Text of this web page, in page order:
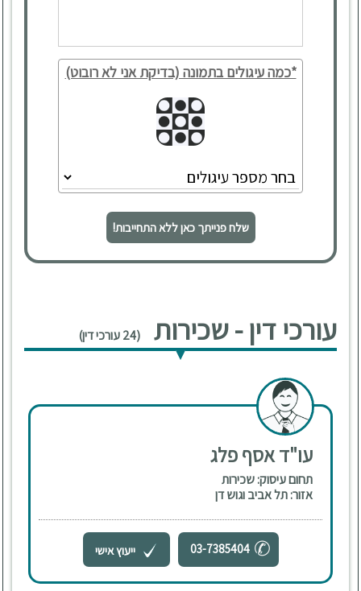
*כמה עיגולים בתמונה (בדיקת אני לא רובוט)
שלח פנייתך כאן ללא התחייבות!
עורכי דין - שכירות (24 עורכי דין)
עו"ד אסף פלג
תחום עיסוק: שכירות
אזור: תל אביב וגוש דן
03-7385404 ייעוץ אישי